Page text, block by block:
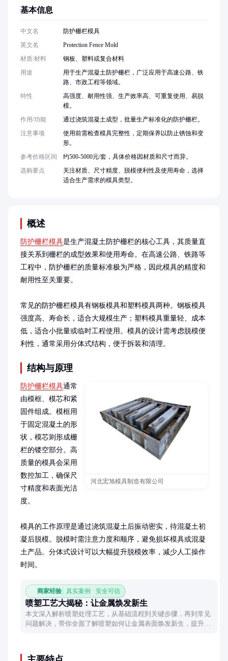
概述
防护栅栏模具是生产混凝土防护栅栏的核心工具，其质量直
接关系到栅栏的成型效果和使用寿命。在高速公路、铁路等
工程中，防护栅栏的质量标准极为严格，因此模具的精度和
耐用性至关重要。
常见的防护栅栏模具有钢板模具和塑料模具两种。钢板模具
强度高、寿命长，适合大规模生产；塑料模具重量轻、成本
低，适合小批量或临时工程使用。模具的设计需考虑脱模便
利性，通常采用分体式结构，便于拆装和清理。
结构与原理
河北宏旭模具制造有限公司
防护栅栏模具通常
由模框、模芯和紧
固件组成。模框用
于固定混凝土的形
状，模芯则形成栅
栏的镂空部分。高
质量的模具会采用
数控加工，确保尺
寸精度和表面光洁
度。
模具的工作原理是通过浇筑混凝土后振动密实，待混凝土初
凝后脱模。脱模时需注意力度和顺序，避免损坏模具或混凝
土产品。分体式设计可以大幅提升脱模效率，减少人工操作
时间。
商家经验 真实案例 · 安全可信
喷塑工艺大揭秘：让金属焕发新生
本文深入解析喷塑处理工艺，从基础流程到关键步骤，再到常见
问题解决，带你全面了解喷塑如何让金属表面焕发新生，提升美
基本信息
中文名
防护栅栏模具
英文名
Protection Fence Mold
材质/材料
钢板、塑料或复合材料
用途
用于生产混凝土防护栅栏，广泛应用于高速公路、铁
路、市政工程等领域。
特性
高强度、耐用性强、生产效率高、可重复使用、易脱
模。
作用/功能
通过浇筑混凝土成型，批量生产标准化的防护栅栏。
注意事项
使用前需检查模具完整性，定期保养以防止锈蚀和变
形。
参考价格区间
约500-5000元/套，具体价格因材质和尺寸而异。
选购要点
关注材质、尺寸精度、脱模便利性及使用寿命，选择
适合生产需求的模具类型。